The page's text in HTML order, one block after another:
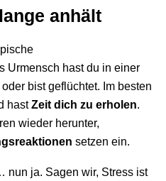
anhält
Urmensch hast du in einer
bist geflüchtet. Im besten
hastZeit dich zu erholen.
wieder herunter,
setzen ein.
nun ja. Sagen wir, Stress ist